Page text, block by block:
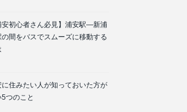
安初心者さん必見】浦安駅―新浦
の間をバスでスムーズに移動する
に住みたい人が知っておいた方が
5つのこと